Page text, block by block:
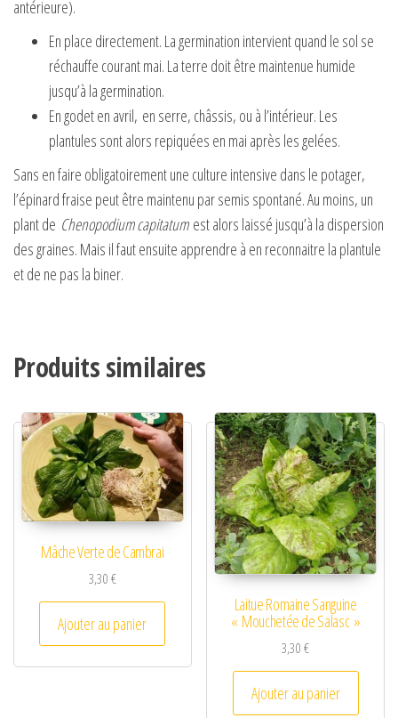
antérieure).
En place directement. La germination intervient quand le sol se
réchauffe courant mai. La terre doit être maintenue humide
jusqu’à la germination.
En godet en avril, en serre, châssis, ou à l’intérieur. Les
plantules sont alors repiquées en mai après les gelées.
Sans en faire obligatoirement une culture intensive dans le potager,
l’épinard fraise peut être maintenu par semis spontané. Au moins, un
plant de Chenopodium capitatumest alors laissé jusqu’à la dispersion
des graines. Mais il faut ensuite apprendre à en reconnaitre la plantule
et de ne pas la biner.
Produits similaires
Mâche Verte de Cambrai
3,30€
Ajouter au panier
Laitue Romaine Sanguine
« Mouchetée de Salasc »
3,30€
Ajouter au panier